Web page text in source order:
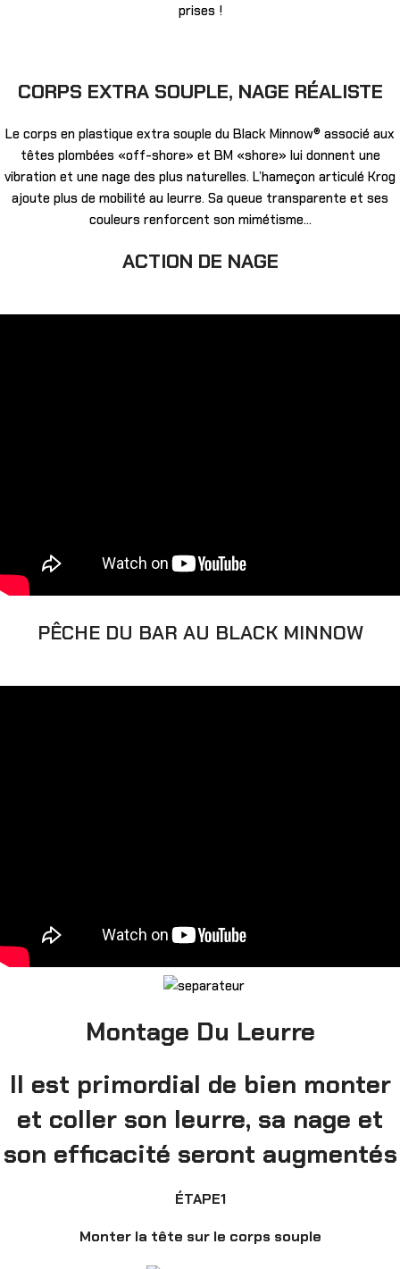
prises !
CORPS EXTRA SOUPLE, NAGE RÉALISTE
Le corps en plastique extra souple du Black Minnow® associé aux
têtes plombées «off-shore» et BM «shore» lui donnent une
vibration et une nage des plus naturelles. L’hameçon articulé Krog
ajoute plus de mobilité au leurre. Sa queue transparente et ses
couleurs renforcent son mimétisme…
ACTION DE NAGE
PÊCHE DU BAR AU BLACK MINNOW
Montage Du Leurre
Il est primordial de bien monter
et coller son leurre, sa nage et
son efficacité seront augmentés
ÉTAPE1
Monter la tête sur le corps souple